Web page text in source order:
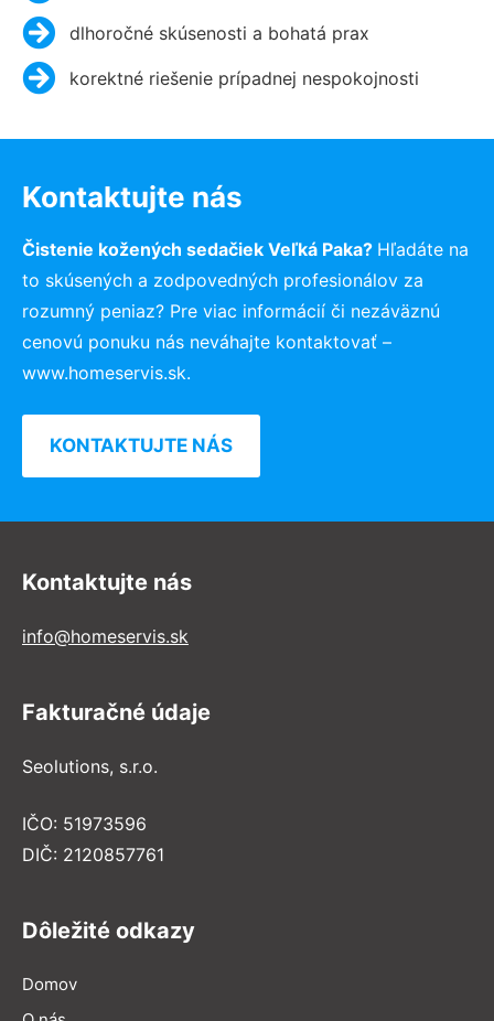
dlhoročné skúsenosti a bohatá prax
korektné riešenie prípadnej nespokojnosti
Kontaktujte nás
Čistenie kožených sedačiek Veľká Paka? Hľadáte na
to skúsených a zodpovedných profesionálov za
rozumný peniaz? Pre viac informácií či nezáväznú
cenovú ponuku nás neváhajte kontaktovať –
www.homeservis.sk.
KONTAKTUJTE NÁS
Kontaktujte nás
info@homeservis.sk
Fakturačné údaje
Seolutions, s.r.o.
IČO: 51973596
DIČ: 2120857761
Dôležité odkazy
Domov